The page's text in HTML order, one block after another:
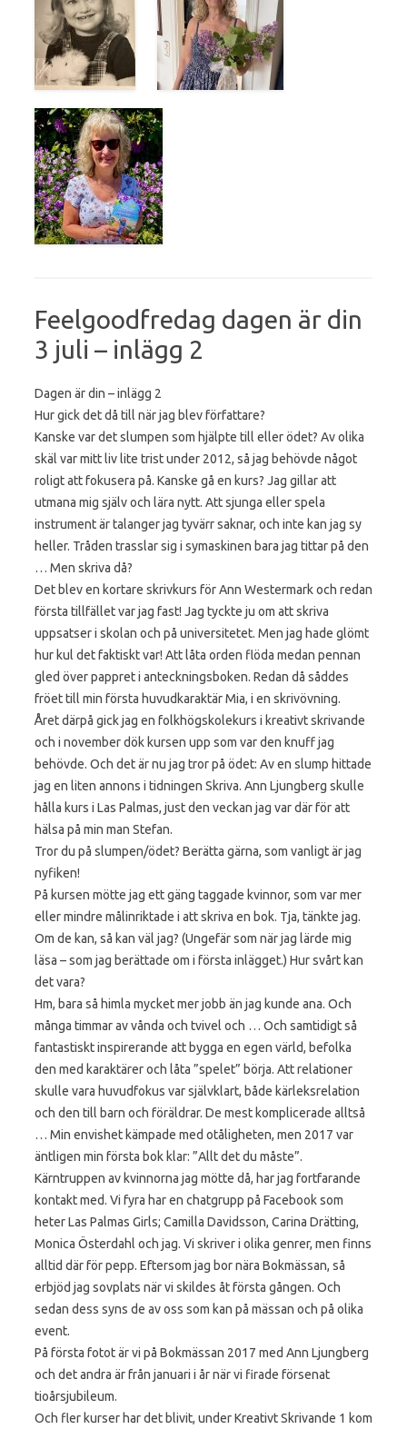
Feelgoodfredag dagen är din
3 juli – inlägg 2
Dagen är din – inlägg 2
Hur gick det då till när jag blev författare?
Kanske var det slumpen som hjälpte till eller ödet? Av olika
skäl var mitt liv lite trist under 2012, så jag behövde något
roligt att fokusera på. Kanske gå en kurs? Jag gillar att
utmana mig själv och lära nytt. Att sjunga eller spela
instrument är talanger jag tyvärr saknar, och inte kan jag sy
heller. Tråden trasslar sig i symaskinen bara jag tittar på den
… Men skriva då?
Det blev en kortare skrivkurs för Ann Westermark och redan
första tillfället var jag fast! Jag tyckte ju om att skriva
uppsatser i skolan och på universitetet. Men jag hade glömt
hur kul det faktiskt var! Att låta orden flöda medan pennan
gled över pappret i anteckningsboken. Redan då såddes
fröet till min första huvudkaraktär Mia, i en skrivövning.
Året därpå gick jag en folkhögskolekurs i kreativt skrivande
och i november dök kursen upp som var den knuff jag
behövde. Och det är nu jag tror på ödet: Av en slump hittade
jag en liten annons i tidningen Skriva. Ann Ljungberg skulle
hålla kurs i Las Palmas, just den veckan jag var där för att
hälsa på min man Stefan.
Tror du på slumpen/ödet? Berätta gärna, som vanligt är jag
nyfiken!
På kursen mötte jag ett gäng taggade kvinnor, som var mer
eller mindre målinriktade i att skriva en bok. Tja, tänkte jag.
Om de kan, så kan väl jag? (Ungefär som när jag lärde mig
läsa – som jag berättade om i första inlägget.) Hur svårt kan
det vara?
Hm, bara så himla mycket mer jobb än jag kunde ana. Och
många timmar av vånda och tvivel och … Och samtidigt så
fantastiskt inspirerande att bygga en egen värld, befolka
den med karaktärer och låta ”spelet” börja. Att relationer
skulle vara huvudfokus var självklart, både kärleksrelation
och den till barn och föräldrar. De mest komplicerade alltså
… Min envishet kämpade med otåligheten, men 2017 var
äntligen min första bok klar: ”Allt det du måste”.
Kärntruppen av kvinnorna jag mötte då, har jag fortfarande
kontakt med. Vi fyra har en chatgrupp på Facebook som
heter Las Palmas Girls; Camilla Davidsson, Carina Drätting,
Monica Österdahl och jag. Vi skriver i olika genrer, men finns
alltid där för pepp. Eftersom jag bor nära Bokmässan, så
erbjöd jag sovplats när vi skildes åt första gången. Och
sedan dess syns de av oss som kan på mässan och på olika
event.
På första fotot är vi på Bokmässan 2017 med Ann Ljungberg
och det andra är från januari i år när vi firade försenat
tioårsjubileum.
Och fler kurser har det blivit, under Kreativt Skrivande 1 kom